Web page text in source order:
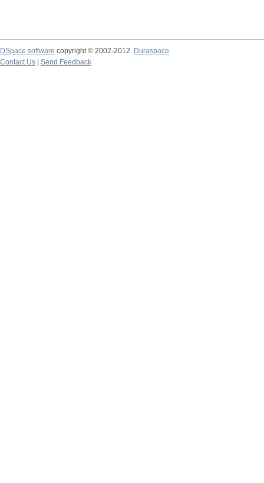
DSpace software copyright © 2002-2012
Duraspace
Contact Us
Send Feedback